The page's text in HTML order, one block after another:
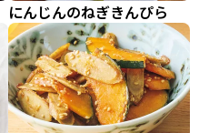
にんじんのねぎきんぴら